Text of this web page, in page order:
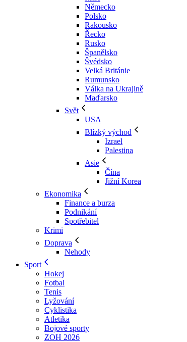
Německo
Polsko
Rakousko
Řecko
Rusko
Španělsko
Švédsko
Velká Británie
Rumunsko
Válka na Ukrajině
Maďarsko
Svět
USA
Blízký východ
Izrael
Palestina
Asie
Čína
Jižní Korea
Ekonomika
Finance a burza
Podnikání
Spotřebitel
Krimi
Doprava
Nehody
Sport
Hokej
Fotbal
Tenis
Lyžování
Cyklistika
Atletika
Bojové sporty
ZOH 2026